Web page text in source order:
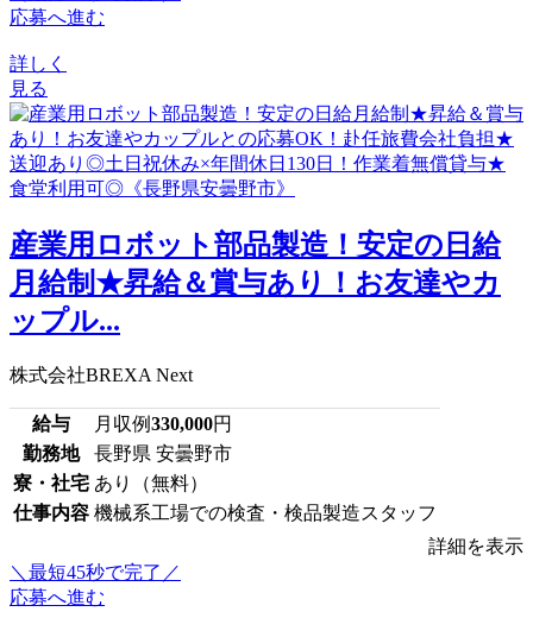
応募へ進む
詳しく
見る
産業用ロボット部品製造！安定の日給
月給制★昇給＆賞与あり！お友達やカ
ップル...
株式会社BREXA Next
給与 月収例330,000円
勤務地
長野県 安曇野市
寮・社宅 あり（無料）
仕事内容 機械系工場での検査・検品製造スタッフ
詳細を表示
＼最短45秒で完了／
応募へ進む